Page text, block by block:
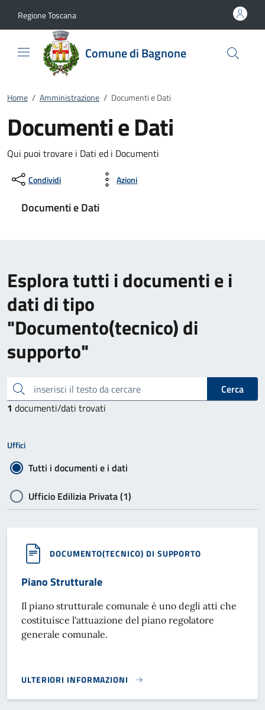
Regione Toscana
Comune di Bagnone
Home / Amministrazione / Documenti e Dati
Documenti e Dati
Qui puoi trovare i Dati ed i Documenti
Condividi Azioni
Documenti e Dati
Esplora tutti i documenti e i
dati di tipo
"Documento(tecnico) di
supporto"
inserisci il testo da cercare
Cerca
1 documenti/dati trovati
Uffici
Tutti i documenti e i dati
Ufficio Edilizia Privata (1)
DOCUMENTO(TECNICO) DI SUPPORTO
Piano Strutturale
Il piano strutturale comunale è uno degli atti che
costituisce l'attuazione del piano regolatore
generale comunale.
ULTERIORI INFORMAZIONI
PIANO STRUTTURALE}